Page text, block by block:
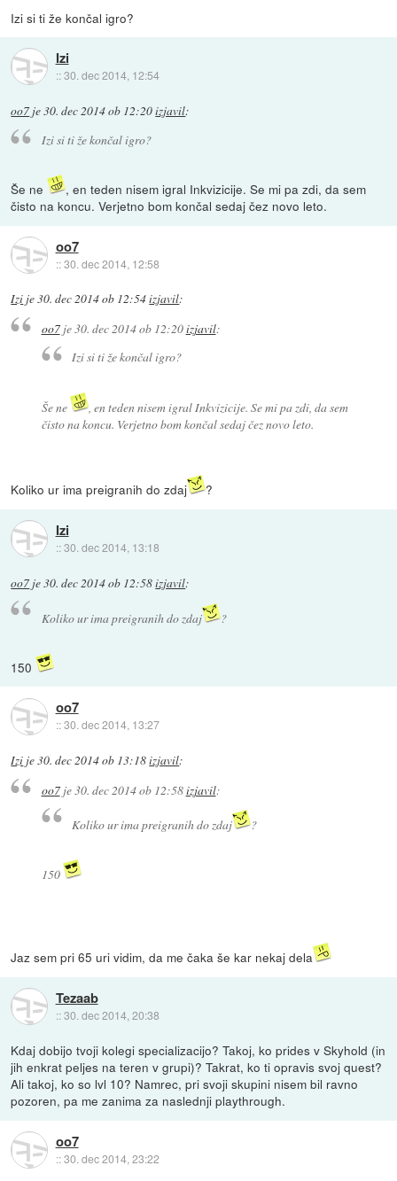
Izi si ti že končal igro?
Izi
::30. dec 2014, 12:54
oo7 je30. dec 2014 ob 12:20izjavil:
Izi si ti že končal igro?
Še ne
, en teden nisem igral Inkvizicije. Se mi pa zdi, da sem
čisto na koncu. Verjetno bom končal sedaj čez novo leto.
oo7
::30. dec 2014, 12:58
Izi je30. dec 2014 ob 12:54izjavil:
oo7je30. dec 2014 ob 12:20izjavil:
Izi si ti že končal igro?
Še ne
, en teden nisem igral Inkvizicije. Se mi pa zdi, da sem
čisto na koncu. Verjetno bom končal sedaj čez novo leto.
Koliko ur ima preigranih do zdaj ?
Izi
::30. dec 2014, 13:18
oo7 je30. dec 2014 ob 12:58izjavil:
Koliko ur ima preigranih do zdaj ?
150
oo7
::30. dec 2014, 13:27
Izi je30. dec 2014 ob 13:18izjavil:
oo7je30. dec 2014 ob 12:58izjavil:
Koliko ur ima preigranih do zdaj ?
150
Jaz sem pri 65 uri vidim, da me čaka še kar nekaj dela
Tezaab
::30. dec 2014, 20:38
Kdaj dobijo tvoji kolegi specializacijo? Takoj, ko prides v Skyhold (in
jih enkrat peljes na teren v grupi)? Takrat, ko ti opravis svoj quest?
Ali takoj, ko so lvl 10? Namrec, pri svoji skupini nisem bil ravno
pozoren, pa me zanima za naslednji playthrough.
oo7
::30. dec 2014, 23:22